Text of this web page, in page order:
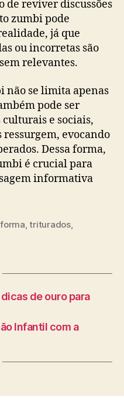
de reviver discussões
zumbi pode
já que
ou incorretas são
relevantes.
não se limita apenas
pode ser
e sociais,
ressurgem, evocando
Dessa forma,
é crucial para
informativa
,triturados,
de ouro para
Infantil com a